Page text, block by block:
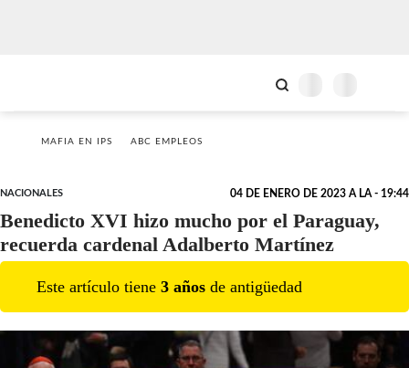
MAFIA EN IPS ABC EMPLEOS
NACIONALES 04 DE ENERO DE 2023 A LA - 19:44
Benedicto XVI hizo mucho por el Paraguay,
recuerda cardenal Adalberto Martínez
Este artículo tiene 3 años de antigüedad